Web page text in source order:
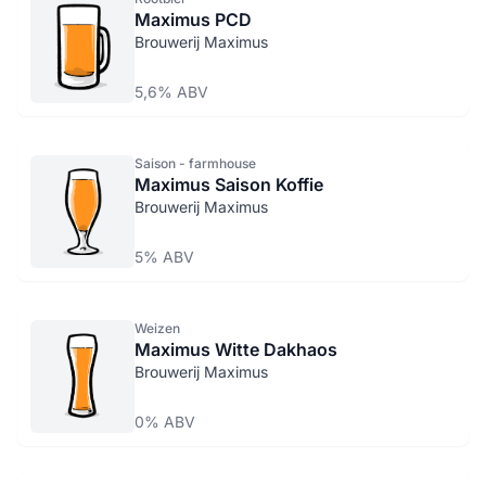
Maximus PCD
Brouwerij Maximus
5,6% ABV
Saison - farmhouse
Maximus Saison Koffie
Brouwerij Maximus
5% ABV
Weizen
Maximus Witte Dakhaos
Brouwerij Maximus
0% ABV